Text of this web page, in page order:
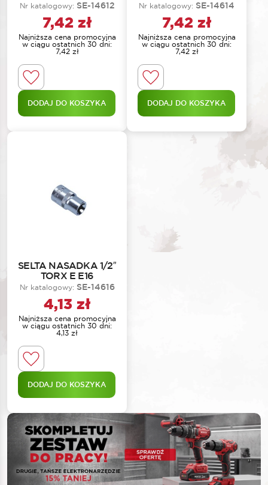
Nr katalogowy: SE-14612
7,42 zł
Najniższa cena promocyjna
w ciągu ostatnich 30 dni:
7,42 zł
DODAJ DO KOSZYKA
Nr katalogowy: SE-14614
7,42 zł
Najniższa cena promocyjna
w ciągu ostatnich 30 dni:
7,42 zł
DODAJ DO KOSZYKA
SELTA NASADKA 1/2″
TORX E E16
Nr katalogowy: SE-14616
4,13 zł
Najniższa cena promocyjna
w ciągu ostatnich 30 dni:
4,13 zł
DODAJ DO KOSZYKA